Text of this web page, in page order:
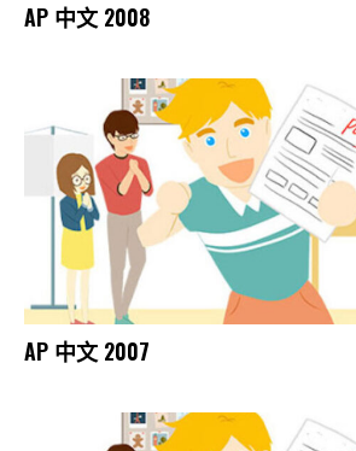
AP 中文 2008
AP 中文 2007